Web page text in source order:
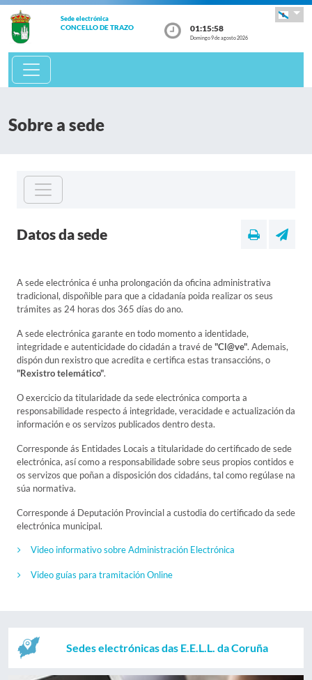
Sede electrónica
CONCELLO DE TRAZO 01:15:58
Domingo 9 de agosto 2026
Sobre a sede
Datos da sede
A sede electrónica é unha prolongación da oficina administrativa
tradicional, dispoñible para que a cidadanía poida realizar os seus
trámites as 24 horas dos 365 días do ano.
A sede electrónica garante en todo momento a identidade,
integridade e autenticidade do cidadán a travé de"Cl@ve". Ademais,
dispón dun rexistro que acredita e certifica estas transaccións, o
"Rexistro telemático".
O exercicio da titularidade da sede electrónica comporta a
responsabilidade respecto á integridade, veracidade e actualización da
información e os servizos publicados dentro desta.
Corresponde ás Entidades Locais a titularidade do certificado de sede
electrónica, así como a responsabilidade sobre seus propios contidos e
os servizos que poñan a disposición dos cidadáns, tal como regúlase na
súa normativa.
Corresponde á Deputación Provincial a custodia do certificado da sede
electrónica municipal.
Video informativo sobre Administración Electrónica
Video guías para tramitación Online
Sedes electrónicas das E.E.L.L. da Coruña